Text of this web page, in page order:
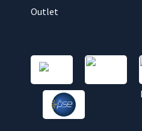
Outlet